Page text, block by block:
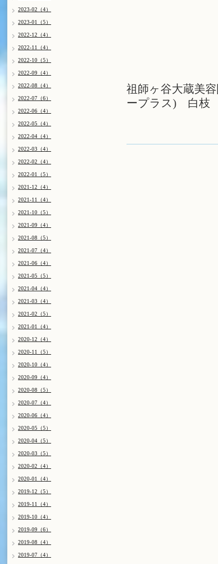
祖師ヶ谷大蔵美容
ープラス) 白枝
2023-02（4）
2023-01（5）
2022-12（4）
2022-11（4）
2022-10（5）
2022-09（4）
2022-08（4）
2022-07（6）
2022-06（4）
2022-05（4）
2022-04（4）
2022-03（4）
2022-02（4）
2022-01（5）
2021-12（4）
2021-11（4）
2021-10（5）
2021-09（4）
2021-08（5）
2021-07（4）
2021-06（4）
2021-05（5）
2021-04（4）
2021-03（4）
2021-02（5）
2021-01（4）
2020-12（4）
2020-11（5）
2020-10（4）
2020-09（4）
2020-08（5）
2020-07（4）
2020-06（4）
2020-05（5）
2020-04（5）
2020-03（5）
2020-02（4）
2020-01（4）
2019-12（5）
2019-11（4）
2019-10（4）
2019-09（6）
2019-08（4）
2019-07（4）